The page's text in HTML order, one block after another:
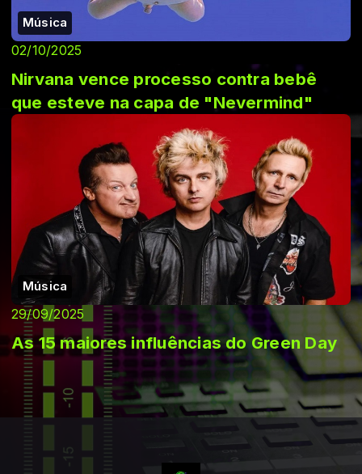
Música
02/10/2025
Nirvana vence processo contra bebê
que esteve na capa de "Nevermind"
Música
29/09/2025
As 15 maiores influências do Green Day